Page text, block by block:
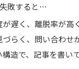
敗すると…
遅く、離脱率が高
づらく、問い合わせ
構造で、記事を書い